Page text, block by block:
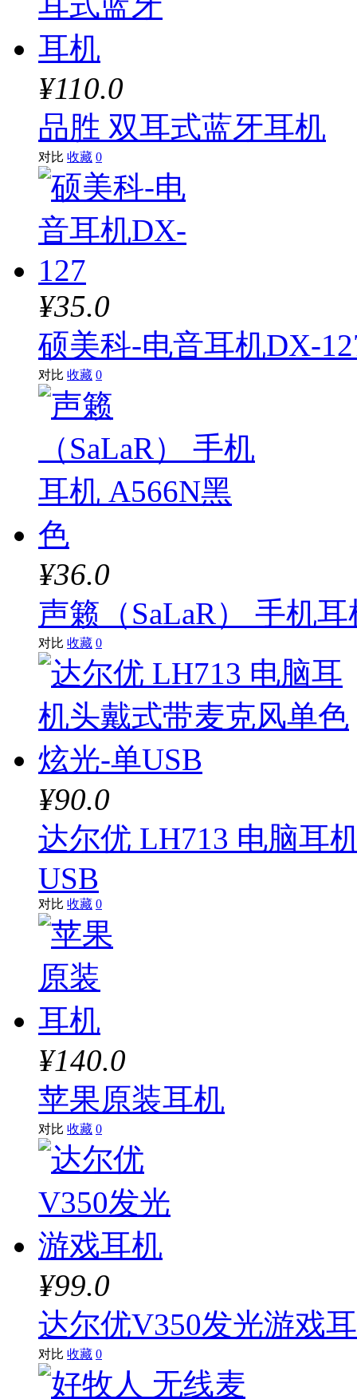
¥110.0
品胜 双耳式蓝牙耳机
对比 收藏 0
¥35.0
硕美科-电音耳机DX-
对比 收藏 0
¥36.0
声籁（SaLaR） 手机
对比 收藏 0
¥90.0
达尔优 LH713 电脑耳
USB
对比 收藏 0
¥140.0
苹果原装耳机
对比 收藏 0
¥99.0
达尔优V350发光游戏
对比 收藏 0